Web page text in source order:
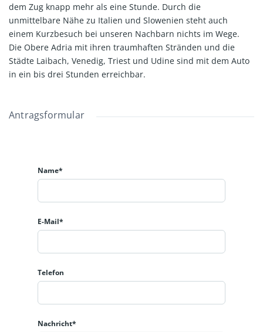
dem Zug knapp mehr als eine Stunde. Durch die
unmittelbare Nähe zu Italien und Slowenien steht auch
einem Kurzbesuch bei unseren Nachbarn nichts im Wege.
Die Obere Adria mit ihren traumhaften Stränden und die
Städte Laibach, Venedig, Triest und Udine sind mit dem Auto
in ein bis drei Stunden erreichbar.
Antragsformular
Name*
E-Mail*
Telefon
Nachricht*